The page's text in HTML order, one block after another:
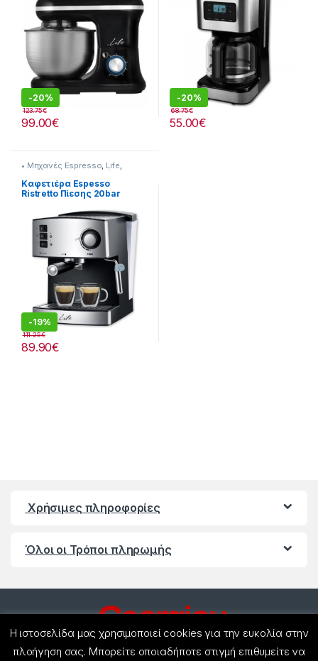
-20%
99.00€
123.75€
-20%
55.00€
68.75€
• Μηχανές Espresso, Life,
Προετοιμασία Πρωινού
Καφετιέρα Espesso
Ristretto Πίεσης 20bar
-19%
89.90€
111.25€
Χρήσιμες πληροφορίες
Όλοι οι Τρόποι πληρωμής
Η ιστοσελίδα μας χρησιμοποιεί cookies για την ευκολία στην
πλοήγηση σας. Μπορείτε οποιαδήποτε στιγμή επιθυμείτε να